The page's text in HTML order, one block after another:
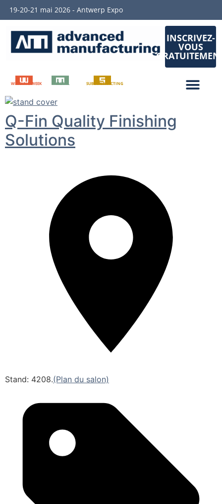
19-20-21 mai 2026 - Antwerp Expo
INSCRIVEZ-
VOUS
WELDING WEEK METAL SUBCONTRACTING
Q-Fin Quality Finishing
Solutions
Stand: 4208.(Plan du salon)